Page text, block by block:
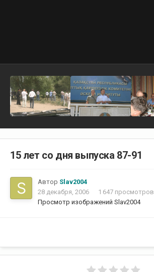
15 лет со дня выпуска 87-91
Автор Slav2004
28 декабря, 2006
1 647 просмотров
Просмотр изображений Slav2004